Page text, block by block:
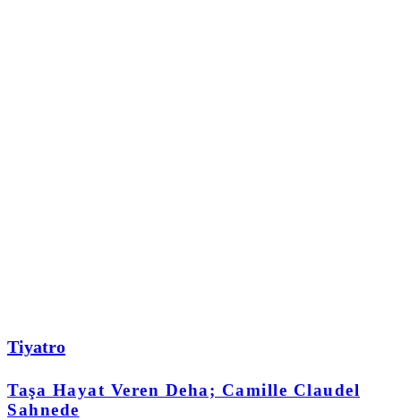
Tiyatro
Taşa Hayat Veren Deha; Camille Claudel
Sahnede